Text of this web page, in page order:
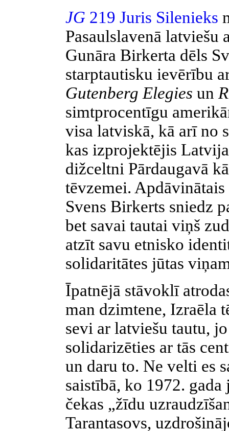
JG 219 Juris Silenieks
Pasaulslavenā
Gunāra Birkerta dēls
starptautisku ievērību
Gutenberg Elegies un
simtprocentīgu
visa latviskā, kā arī no
kas izprojektējis
dižceltni Pārdaugavā
tēvzemei.
Svens Birkerts sniedz
bet savai tautai viņš
atzīt savu etnisko
solidaritātes jūtas
Īpatnējā stāvoklī
man dzimtene, Izraēla
sevi ar latviešu tautu,
solidarizēties ar tās
un daru to. Ne velti es
saistībā, ko 1972.
čekas „žīdu
Tarantasovs,